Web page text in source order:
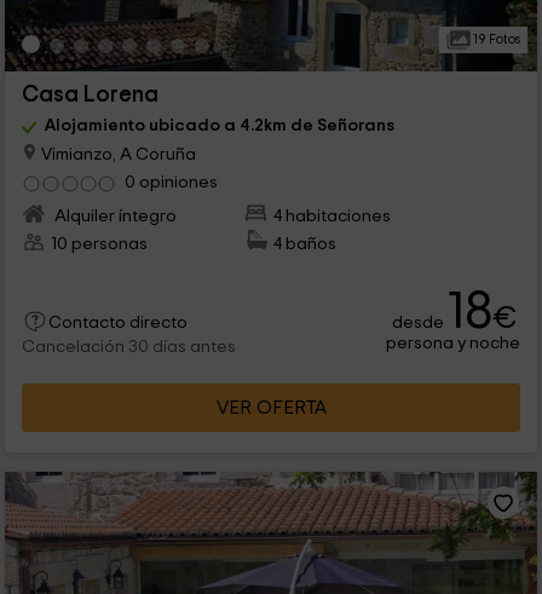
19 Fotos
Casa Lorena
Alojamiento ubicado a 4.2km de Señorans
Vimianzo, A Coruña
0 opiniones
Alquiler íntegro
4 habitaciones
10 personas
4 baños
Contacto directo
Cancelación 30 días antes
desde 18€
persona y noche
VER OFERTA